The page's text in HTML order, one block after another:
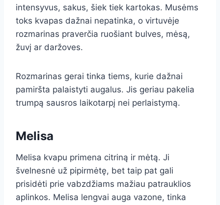
intensyvus, sakus, šiek tiek kartokas. Musėms
toks kvapas dažnai nepatinka, o virtuvėje
rozmarinas praverčia ruošiant bulves, mėsą,
žuvį ar daržoves.
Rozmarinas gerai tinka tiems, kurie dažnai
pamiršta palaistyti augalus. Jis geriau pakelia
trumpą sausros laikotarpį nei perlaistymą.
Melisa
Melisa kvapu primena citriną ir mėtą. Ji
švelnesnė už pipirmėtę, bet taip pat gali
prisidėti prie vabzdžiams mažiau patrauklios
aplinkos. Melisa lengvai auga vazone, tinka